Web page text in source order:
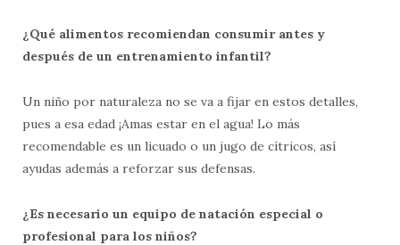
¿Qué alimentos recomiendan consumir antes y
después de un entrenamiento infantil?
Un niño por naturaleza no se va a fijar en estos detalles,
pues a esa edad ¡Amas estar en el agua! Lo más
recomendable es un licuado o un jugo de cítricos, así
ayudas además a reforzar sus defensas.
¿Es necesario un equipo de natación especial o
profesional para los niños?